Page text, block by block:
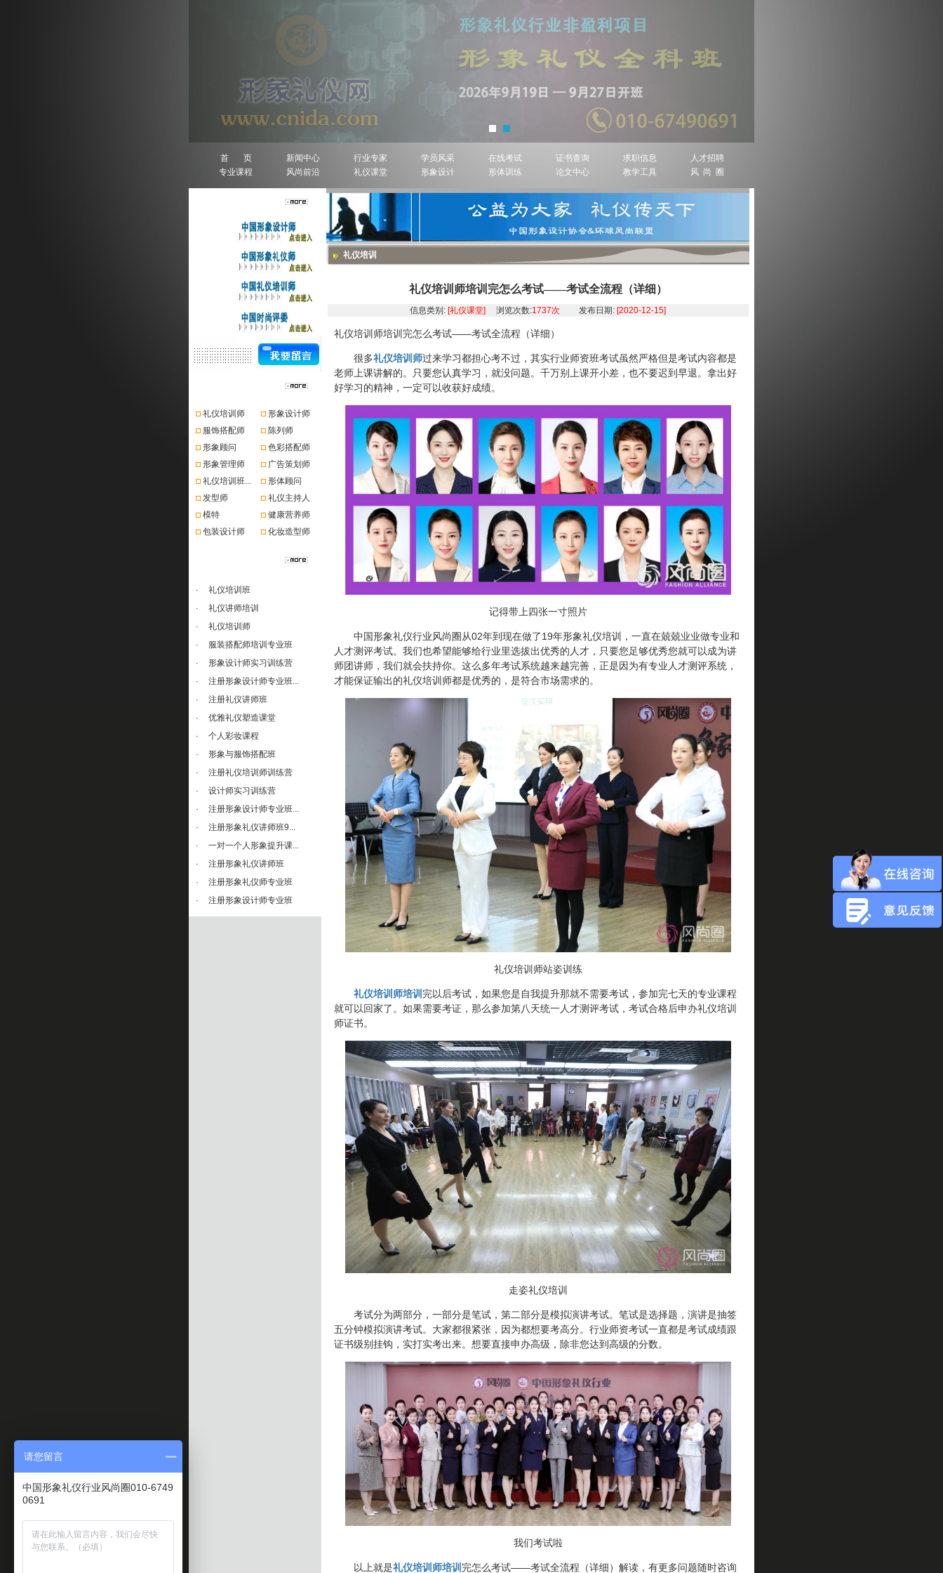
首 页 新闻中心 行业专家 学员风采 在线考试 证书查询 求职信息
人才招聘
专业课程
风尚前沿 礼仪课堂 形象设计 形体训练 论文中心 教学工具 风 尚 圈
礼仪培训师
形象设计师
服饰搭配师
陈列师
形象顾问
色彩搭配师
形象管理师
广告策划师
礼仪培训班...
形体顾问
发型师
礼仪主持人
模特
健康营养师
包装设计师
化妆造型师
·
礼仪培训班
·
礼仪讲师培训
·
礼仪培训师
·
服装搭配师培训专业班
·
形象设计师实习训练营
·
注册形象设计师专业班...
·
注册礼仪讲师班
·
优雅礼仪塑造课堂
·
个人彩妆课程
·
形象与服饰搭配班
·
注册礼仪培训师训练营
·
设计师实习训练营
·
注册形象设计师专业班...
·
注册形象礼仪讲师班9...
·
一对一个人形象提升课...
·
注册形象礼仪讲师班
·
注册形象礼仪师专业班
·
注册形象设计师专业班
礼仪培训
礼仪培训师培训完怎么考试——考试全流程（详细）
信息类别: [礼仪课堂] 浏览次数:1737次 发布日期: [2020-12-15]
礼仪培训师培训完怎么考试——考试全流程（详细）
很多礼仪培训师过来学习都担心考不过，其实行业师资班考试虽然严格但是考试内容都是
老师上课讲解的。只要您认真学习，就没问题。千万别上课开小差，也不要迟到早退。拿出好
好学习的精神，一定可以收获好成绩。
记得带上四张一寸照片
中国形象礼仪行业风尚圈从02年到现在做了19年形象礼仪培训，一直在兢兢业业做专业和
人才测评考试。我们也希望能够给行业里选拔出优秀的人才，只要您足够优秀您就可以成为讲
师团讲师，我们就会扶持你。这么多年考试系统越来越完善，正是因为有专业人才测评系统，
才能保证输出的礼仪培训师都是优秀的，是符合市场需求的。
礼仪培训师站姿训练
礼仪培训师培训 完以后考试，如果您是自我提升那就不需要考试，参加完七天的专业课程
就可以回家了。如果需要考证，那么参加第八天统一人才测评考试，考试合格后申办礼仪培训
师证书。
走姿礼仪培训
考试分为两部分，一部分是笔试，第二部分是模拟演讲考试。笔试是选择题，演讲是抽签
五分钟模拟演讲考试。大家都很紧张，因为都想要考高分。行业师资考试一直都是考试成绩跟
证书级别挂钩，实打实考出来。想要直接申办高级，除非您达到高级的分数。
我们考试啦
以上就是礼仪培训师培训 完怎么考试——考试全流程（详细）解读，有更多问题随时咨询
请您留言
中国形象礼仪行业风尚圈010-6749
0691